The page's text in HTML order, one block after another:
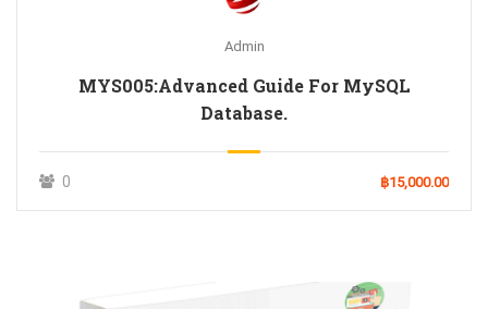
Admin
MYS005:Advanced Guide For MySQL
Database.
0 ฿15,000.00